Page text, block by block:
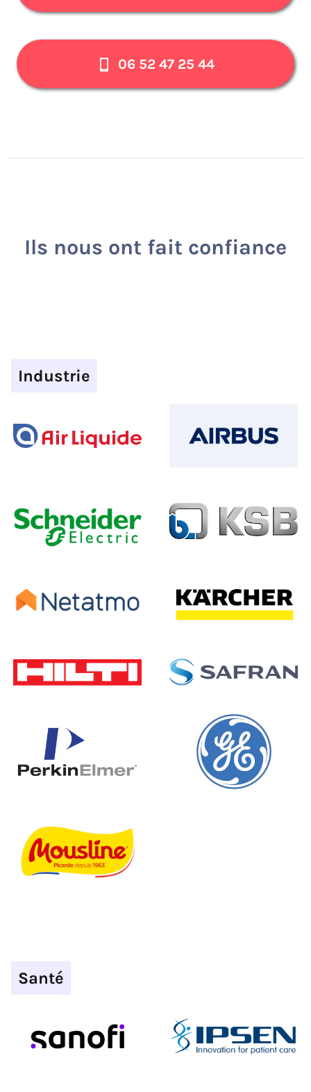
06 52 47 25 44
Ils nous ont fait confiance
Industrie
Santé